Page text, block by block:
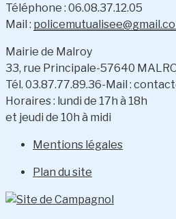
Téléphone : 06.08.37.12.05
Mail :
Mairie de Malroy
33, rue Principale-57640
Tél. 03.87.77.89.36-Mail :
Horaires : lundi de 17h à 18h
et jeudi de 10h à midi
Mentions légales
Plan du site